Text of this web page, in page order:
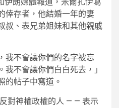
倖存者，他結婚一年的妻
叔、表兄弟姐妹和其他親戚
我不會讓你們的名字被忘
不會讓你們白白死去，」
的帖子中寫道。
對神權政權的人 — — 表示